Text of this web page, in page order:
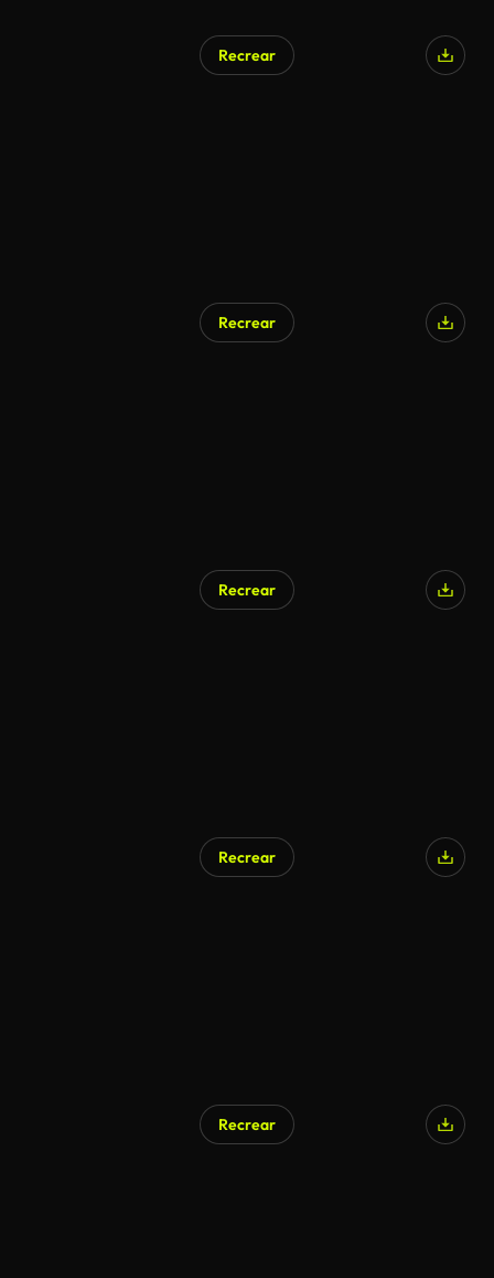
Recrear
Recrear
Recrear
Recrear
Recrear